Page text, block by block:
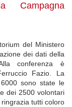
Campagna
del Ministero
dei dati della
conferenza è
Fazio. La
sono state le
dei 2500 volontari
tutti coloro